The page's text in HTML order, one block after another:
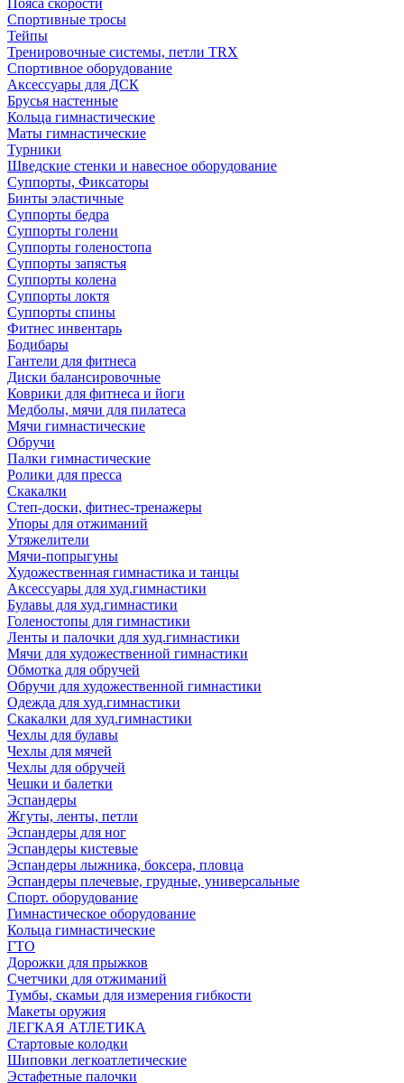
Пояса скорости
Спортивные тросы
Тейпы
Тренировочные системы, петли TRX
Спортивное оборудование
Аксессуары для ДСК
Брусья настенные
Кольца гимнастические
Маты гимнастические
Турники
Шведские стенки и навесное оборудование
Суппорты, Фиксаторы
Бинты эластичные
Суппорты бедра
Суппорты голени
Суппорты голеностопа
Суппорты запястья
Суппорты колена
Суппорты локтя
Суппорты спины
Фитнес инвентарь
Бодибары
Гантели для фитнеса
Диски балансировочные
Коврики для фитнеса и йоги
Медболы, мячи для пилатеса
Мячи гимнастические
Обручи
Палки гимнастические
Ролики для пресса
Скакалки
Степ-доски, фитнес-тренажеры
Упоры для отжиманий
Утяжелители
Мячи-попрыгуны
Художественная гимнастика и танцы
Аксессуары для худ.гимнастики
Булавы для худ.гимнастики
Голеностопы для гимнастики
Ленты и палочки для худ.гимнастики
Мячи для художественной гимнастики
Обмотка для обручей
Обручи для художественной гимнастики
Одежда для худ.гимнастики
Скакалки для худ.гимнастики
Чехлы для булавы
Чехлы для мячей
Чехлы для обручей
Чешки и балетки
Эспандеры
Жгуты, ленты, петли
Эспандеры для ног
Эспандеры кистевые
Эспандеры лыжника, боксера, пловца
Эспандеры плечевые, грудные, универсальные
Спорт. оборудование
Гимнастическое оборудование
Кольца гимнастические
ГТО
Дорожки для прыжков
Счетчики для отжиманий
Тумбы, скамьи для измерения гибкости
Макеты оружия
ЛЕГКАЯ АТЛЕТИКА
Стартовые колодки
Шиповки легкоатлетические
Эстафетные палочки